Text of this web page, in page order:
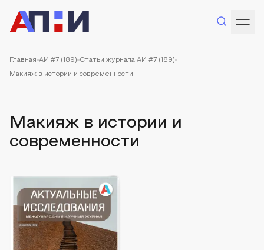
Главная АИ #7 (189) Статьи журнала АИ #7 (189)
Макияж в истории и современности
Макияж в истории и
современности